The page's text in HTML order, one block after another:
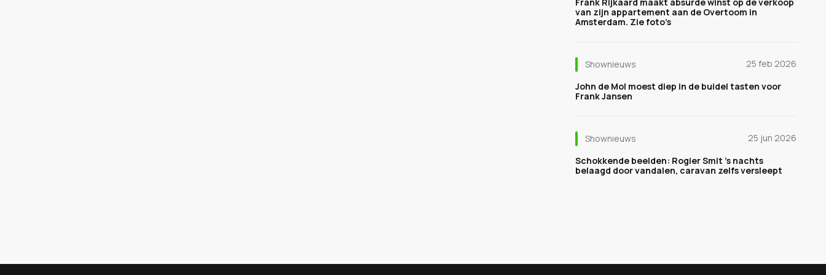
van zijn appartement aan de Overtoom in
Amsterdam. Zie foto’s
Shownieuws
25 feb 2026
John de Mol moest diep in de buidel tasten voor
Frank Jansen
Shownieuws
25 jun 2026
Schokkende beelden: Rogier Smit 's nachts
belaagd door vandalen, caravan zelfs versleept